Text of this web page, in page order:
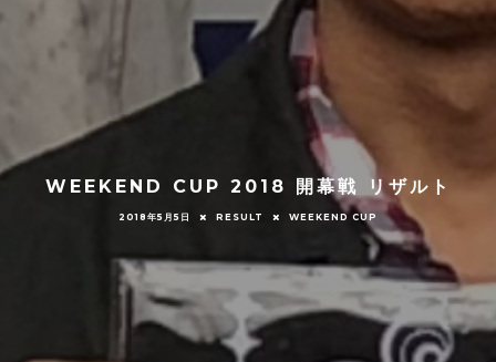
WEEKEND CUP 2018 開幕戦 リザルト
2018年5月5日 RESULT WEEKEND CUP